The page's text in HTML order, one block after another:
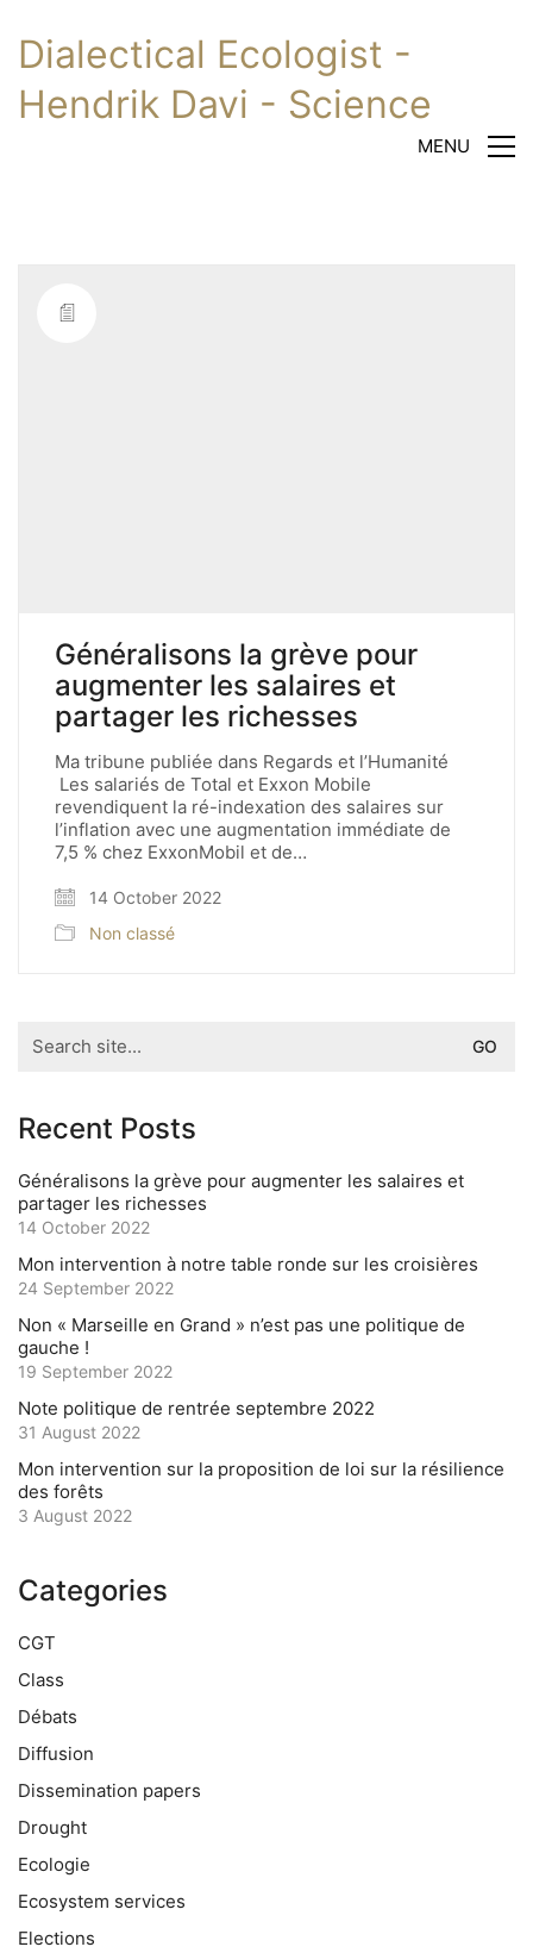
Dialectical Ecologist -
Hendrik Davi - Science
MENU
Généralisons la grève pour
augmenter les salaires et
partager les richesses
Ma tribune publiée dans Regards et l’Humanité
Les salariés de Total et Exxon Mobile
revendiquent la ré-indexation des salaires sur
l’inflation avec une augmentation immédiate de
7,5 % chez ExxonMobil et de…
14 October 2022
Non classé
for:
Recent Posts
Généralisons la grève pour augmenter les salaires et
partager les richesses
14 October 2022
Mon intervention à notre table ronde sur les croisières
24 September 2022
Non « Marseille en Grand » n’est pas une politique de
gauche !
19 September 2022
Note politique de rentrée septembre 2022
31 August 2022
Mon intervention sur la proposition de loi sur la résilience
des forêts
3 August 2022
Categories
CGT
Class
Débats
Diffusion
Dissemination papers
Drought
Ecologie
Ecosystem services
Elections